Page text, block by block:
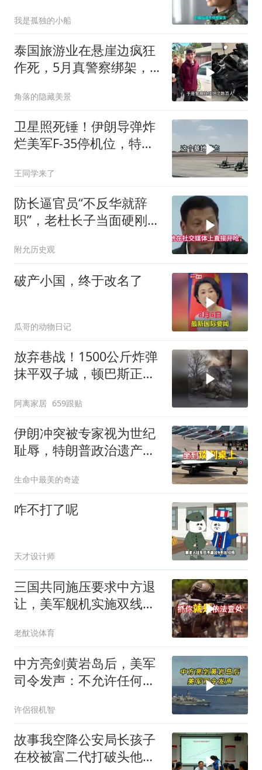
我是孤独的小船
泰国旅游业在悬崖边疯狂
作死，5月真警察绑架，7
角落的隐藏美景
卫星照死锤！伊朗导弹炸
烂美军F-35停机位，特朗
王同学来了
防长逼官员“不反华就辞
职”，老杜长子当面硬刚：
附允历史观
破产小国，终于改名了
瓜哥的动物日记
放弃巷战！1500公斤炸弹
抹平双子城，顿巴斯正变
阿离家居 659跟贴
伊朗冲突被专家视为世纪
耻辱，特朗普政治遗产遭
生命中最美的奇迹
咋不打了呢
天才设计师
三国共同施压要求中方退
让，美军舰机实施双线抵
轰-6K已挂弹
老酖说体育
中方亮剑黄岩岛后，美军
司令发声：不允许任何国
许侶很机智
故事我空降公安局长孩子
在校被富二代打破头他爹